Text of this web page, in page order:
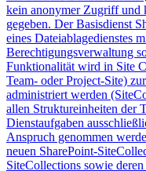
kein anonymer Zugriff und
gegeben. Der Basisdienst
eines Dateiablagedienstes
Berechtigungsverwaltung
Funktionalität wird in Site
Team- oder Project-Site)
administriert werden
allen Struktureinheiten der
Dienstaufgaben
Anspruch genommen
neuen SharePoint-
SiteCollections sowie